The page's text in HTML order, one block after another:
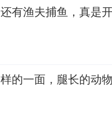
有渔夫捕鱼，真是
的一面，腿长的动